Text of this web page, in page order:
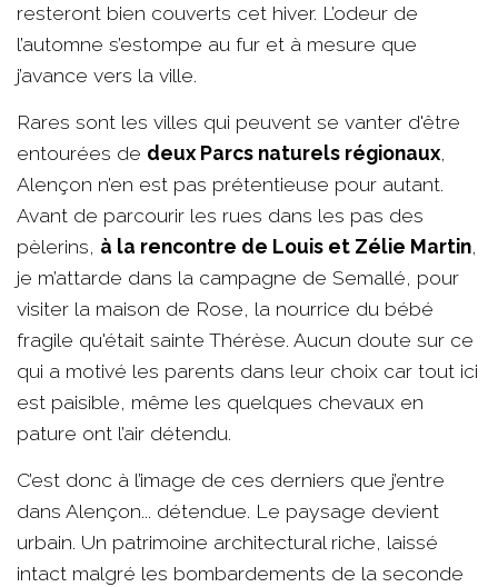
resteront bien couverts cet hiver. L’odeur de
l’automne s’estompe au fur et à mesure que
j’avance vers la ville.
Rares sont les villes qui peuvent se vanter d'être
entourées de deux Parcs naturels régionaux,
Alençon n’en est pas prétentieuse pour autant.
Avant de parcourir les rues dans les pas des
pèlerins, à la rencontre de Louis et Zélie Martin,
je m’attarde dans la campagne de Semallé, pour
visiter la maison de Rose, la nourrice du bébé
fragile qu'était sainte Thérèse. Aucun doute sur ce
qui a motivé les parents dans leur choix car tout ici
est paisible, même les quelques chevaux en
pature ont l’air détendu.
C’est donc à l’image de ces derniers que j’entre
dans Alençon... détendue. Le paysage devient
urbain. Un patrimoine architectural riche, laissé
intact malgré les bombardements de la seconde